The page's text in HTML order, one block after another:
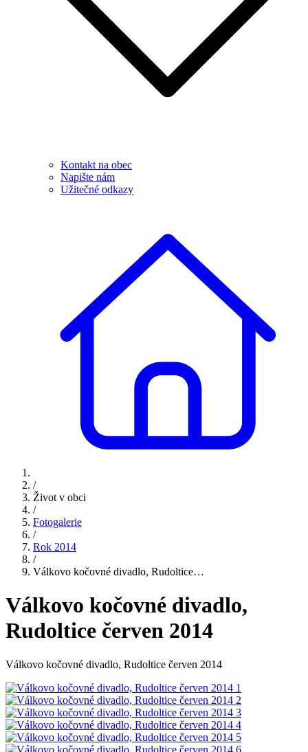
Kontakt na obec
Napište nám
Užitečné odkazy
/
Život v obci
/
Fotogalerie
/
Rok 2014
/
Válkovo kočovné divadlo, Rudoltice…
Válkovo kočovné divadlo,
Rudoltice červen 2014
Válkovo kočovné divadlo, Rudoltice červen 2014